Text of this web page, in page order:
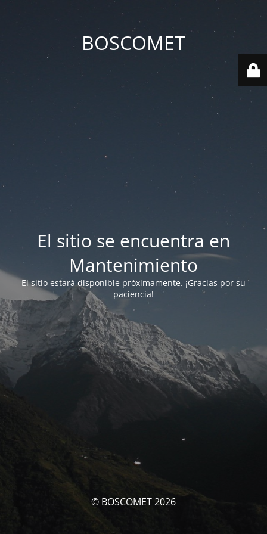
BOSCOMET
El sitio se encuentra en
Mantenimiento
El sitio estará disponible próximamente. ¡Gracias por su
paciencia!
© BOSCOMET 2026